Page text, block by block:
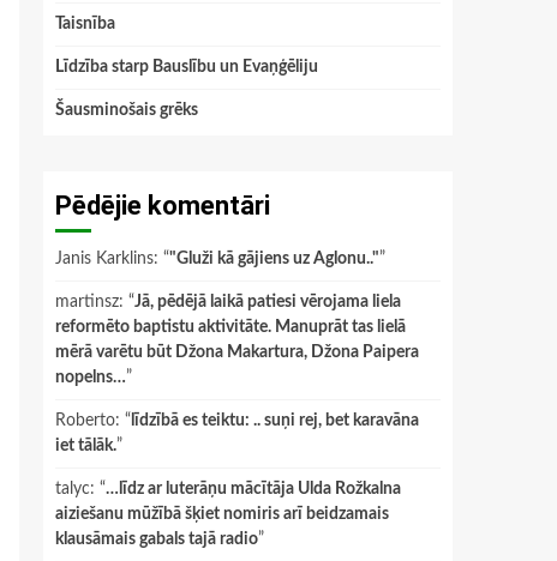
Taisnība
Līdzība starp Bauslību un Evaņģēliju
Šausminošais grēks
Pēdējie komentāri
Janis Karklins: “"Gluži kā gājiens uz Aglonu.."”
martinsz: “Jā, pēdējā laikā patiesi vērojama liela
reformēto baptistu aktivitāte. Manuprāt tas lielā
mērā varētu būt Džona Makartura, Džona Paipera
nopelns…”
Roberto: “ līdzībā es teiktu: .. suņi rej, bet karavāna
iet tālāk.”
talyc: “…līdz ar luterāņu mācītāja Ulda Rožkalna
aiziešanu mūžībā šķiet nomiris arī beidzamais
klausāmais gabals tajā radio”